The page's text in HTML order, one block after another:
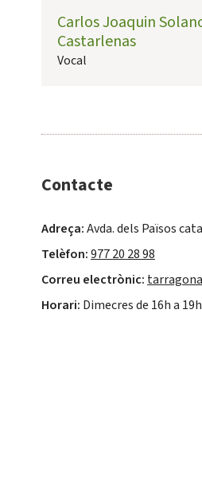
Carlos Joaquin
Castarlenas
Vocal
Contacte
Adreça:Avda. dels Països
Telèfon:977 20 28 98
Correu electrònic:
Horari: Dimecres de 16h a 19h